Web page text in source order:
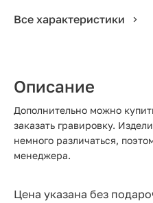
Все характеристики
Описание
Дополнительно можно
заказать гравировку.
немного различаться,
менеджера.
Цена указана без